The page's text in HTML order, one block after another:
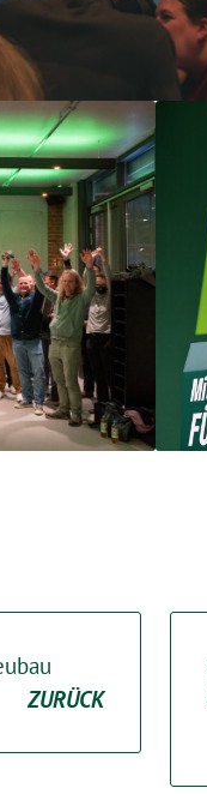
ZURÜCK